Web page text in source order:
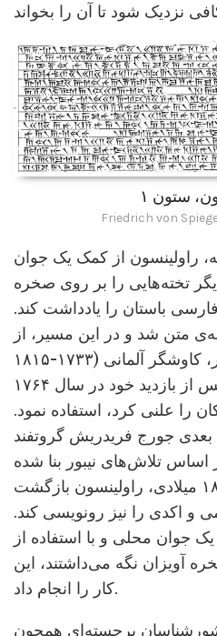
ستون ۱
Friedrich von
راولینسون از کمک یک جوان
تخته‌هایی را بر روی صخره
فارسی باستان را یادداشت کند.
متن شد و در این مسیر، از
تلاش‌های قبلی کاستن نیبور، کاوشگر آلمانی (۱۷۳۳-۱۸۱۵
میلادی)، که نخستین بار پس از بازدید خود در سال ۱۷۶۴
را علنی کرد، استفاده نمود.
جورج فریدریش گروتفند
که بر اساس تلاش‌های نیبور بنا شده
بود، بهره برد. در سال ۱۸۴۳ میلادی، راولینسون بازگشت
و اکدی را نیز رونویسی کند.
یک جوان محلی و با استفاده از
آویزان نگه می‌داشتند، این
کار را انجام داد.
برجسته‌ای همچون